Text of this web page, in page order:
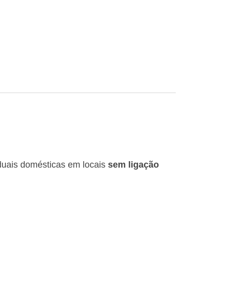
domésticas em locais sem ligação